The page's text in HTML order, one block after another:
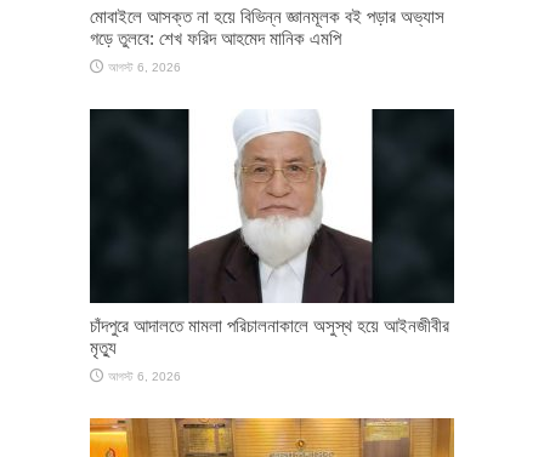
মোবাইলে আসক্ত না হয়ে বিভিন্ন জ্ঞানমূলক বই পড়ার অভ্যাস
গড়ে তুলবে: শেখ ফরিদ আহমেদ মানিক এমপি
আগস্ট 6, 2026
চাঁদপুরে আদালতে মামলা পরিচালনাকালে অসুস্থ হয়ে আইনজীবীর
মৃত্যু
আগস্ট 6, 2026